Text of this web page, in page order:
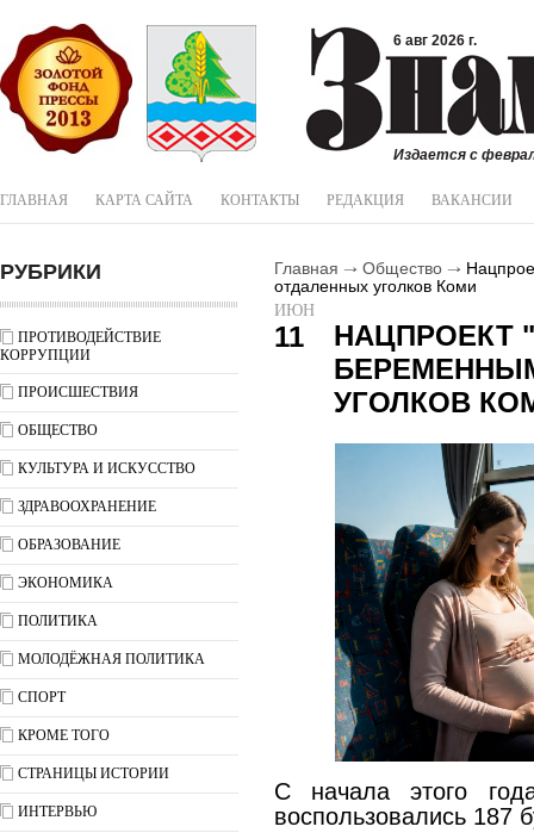
6 авг 2026 г.
Издается с
ГЛАВНАЯ КАРТА САЙТА КОНТАКТЫ РЕДАКЦИЯ ВАКАНСИИ
РУБРИКИ
ПРОТИВОДЕЙСТВИЕ
КОРРУПЦИИ
ПРОИСШЕСТВИЯ
ОБЩЕСТВО
КУЛЬТУРА И ИСКУССТВО
ЗДРАВООХРАНЕНИЕ
ОБРАЗОВАНИЕ
ЭКОНОМИКА
ПОЛИТИКА
МОЛОДЁЖНАЯ ПОЛИТИКА
СПОРТ
КРОМЕ ТОГО
СТРАНИЦЫ ИСТОРИИ
ИНТЕРВЬЮ
Главная Общество
отдаленных уголков Коми
ИЮН
11
НАЦПРОЕКТ
УГОЛКОВ
С начала этого
воспользовались 187